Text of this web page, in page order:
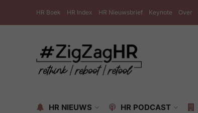
HR Boek HR Index HR Nieuwsbrief Keynote Over
HR NIEUWS HR PODCAST